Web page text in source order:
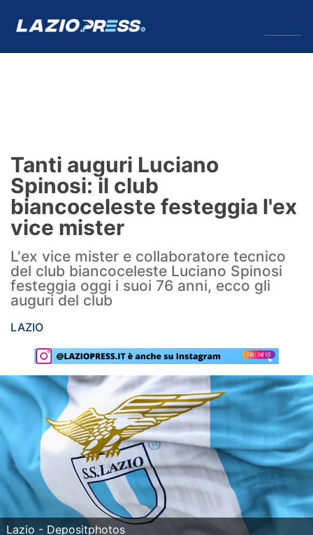
Formello
Infortuni
Primavera
Calciomercato
Lazio Women
Rassegna Lazio
Social
Calcio
Serie A
Champions League
Europa League
Altri Sport
Tanti auguri Luciano
Spinosi: il club
biancoceleste festeggia l'ex
vice mister
L'ex vice mister e collaboratore tecnico
del club biancoceleste Luciano Spinosi
festeggia oggi i suoi 76 anni, ecco gli
auguri del club
LAZIO
Lazio - Depositphotos